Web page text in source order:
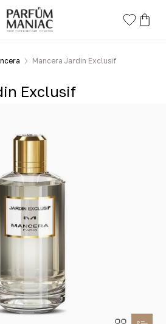
Mancera Jardin Exclusif
Exclusif